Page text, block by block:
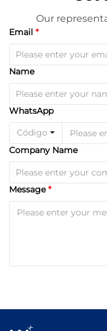
Our
Email
Name
WhatsApp
Código
Company Name
Message